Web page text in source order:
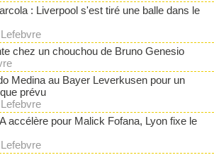
: Liverpool s'est tiré une balle dans le
chez un chouchou de Bruno Genesio
Medina au Bayer Leverkusen pour un
prévu
accélère pour Malick Fofana, Lyon fixe le